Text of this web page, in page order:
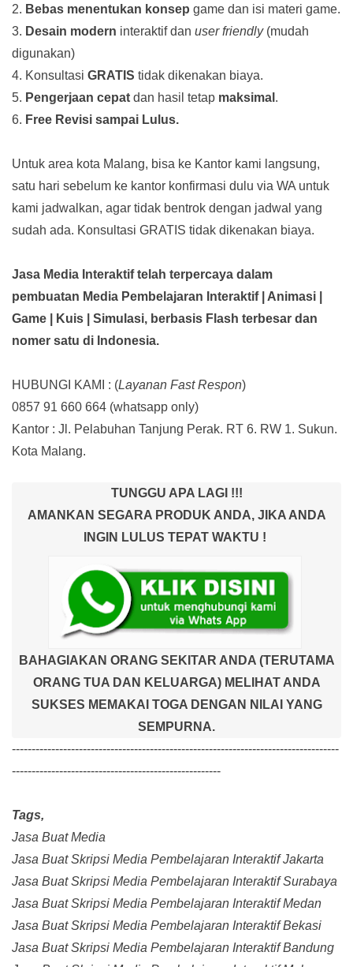
2. Bebas menentukan konsep game dan isi materi game.
3. Desain modern interaktif dan user friendly(mudah
digunakan)
4. Konsultasi GRATIS tidak dikenakan biaya.
5. Pengerjaan cepat dan hasil tetap maksimal .
6. Free Revisi sampai Lulus.
Untuk area kota Malang, bisa ke Kantor kami langsung,
satu hari sebelum ke kantor konfirmasi dulu via WA untuk
kami jadwalkan, agar tidak bentrok dengan jadwal yang
sudah ada. Konsultasi GRATIS tidak dikenakan biaya.
Jasa Media Interaktif telah terpercaya dalam
pembuatan Media Pembelajaran Interaktif| Animasi |
Game | Kuis | Simulasi, berbasis Flash terbesar dan
nomer satu di Indonesia.
HUBUNGI KAMI : (Layanan Fast Respon)
0857 91 660 664 (whatsapp only)
Kantor : Jl. Pelabuhan Tanjung Perak. RT 6. RW 1. Sukun.
Kota Malang.
TUNGGU APA LAGI !!!
AMANKAN SEGARA PRODUK ANDA, JIKA ANDA
INGIN LULUS TEPAT WAKTU !
BAHAGIAKAN ORANG SEKITAR ANDA (TERUTAMA
ORANG TUA DAN KELUARGA) MELIHAT ANDA
SUKSES MEMAKAI TOGA DENGAN NILAI YANG
SEMPURNA.
-----------------------------------------------------------------------------------
-----------------------------------------------------
Tags,
Jasa Buat Media
Jasa Buat Skripsi Media Pembelajaran Interaktif Jakarta
Jasa Buat Skripsi Media Pembelajaran Interaktif Surabaya
Jasa Buat Skripsi Media Pembelajaran Interaktif Medan
Jasa Buat Skripsi Media Pembelajaran Interaktif Bekasi
Jasa Buat Skripsi Media Pembelajaran Interaktif Bandung